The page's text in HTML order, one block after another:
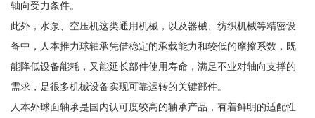
轴向受力条件。
此外，水泵、空压机这类通用机械，以及器械、纺织机械等精密设
备中，人本推力球轴承凭借稳定的承载能力和较低的摩擦系数，既
能降低设备能耗，又能延长部件使用寿命，满足不业对轴向支撑的
需求，是很多机械设备实现可靠运转的关键部件。
人本外球面轴承是国内认可度较高的轴承产品，有着鲜明的适配性